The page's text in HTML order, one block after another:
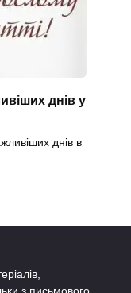
днів у
днів в